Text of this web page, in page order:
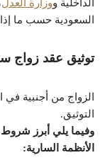
الداخلية ووزارة العدل
السعودية حسب ما
توثيق عقد زواج
الزواج من أجنبية
التوثيق.
وفيما يلي أبرز
الأنظمة السارية: